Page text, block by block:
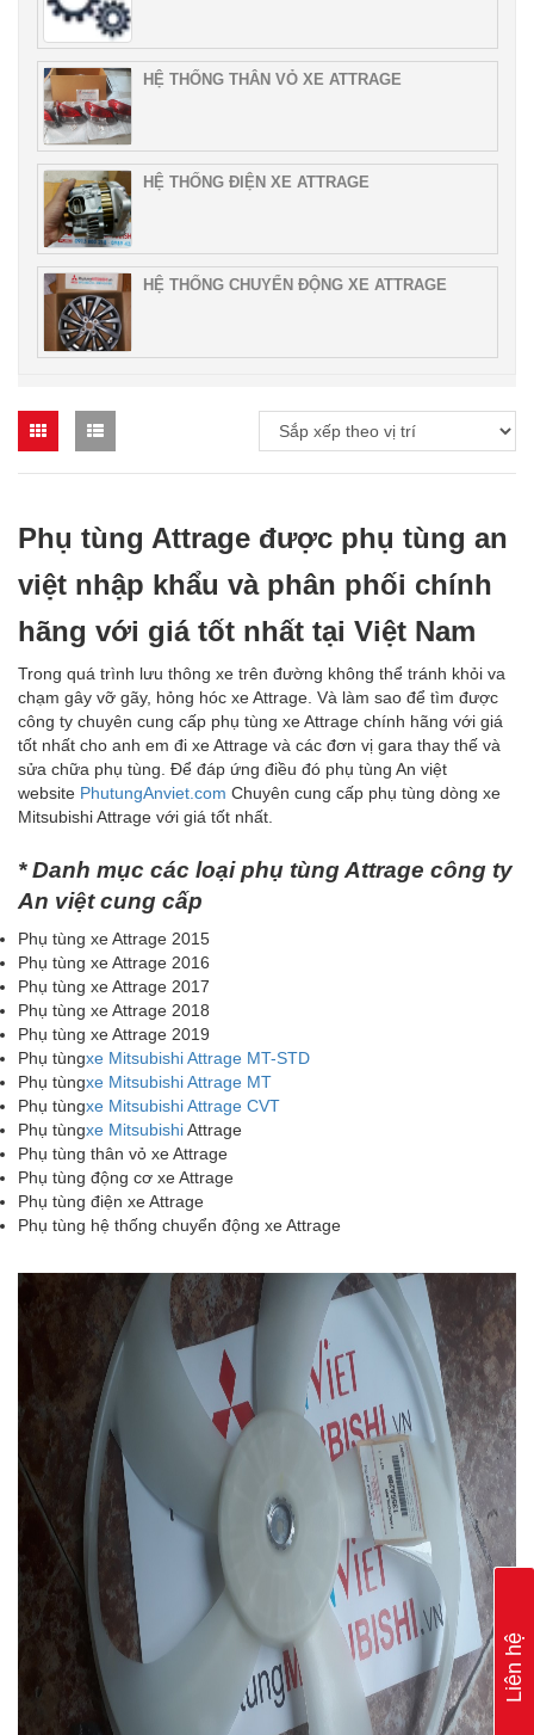
HỆ THỐNG THÂN VỎ XE ATTRAGE
HỆ THỐNG ĐIỆN XE ATTRAGE
HỆ THỐNG CHUYỂN ĐỘNG XE ATTRAGE
Phụ tùng Attrage được phụ tùng an
việt nhập khẩu và phân phối chính
hãng với giá tốt nhất tại Việt Nam
Trong quá trình lưu thông xe trên đường không thể tránh khỏi va
chạm gây vỡ gãy, hỏng hóc xe Attrage. Và làm sao để tìm được
công ty chuyên cung cấp phụ tùng xe Attrage chính hãng với giá
tốt nhất cho anh em đi xe Attrage và các đơn vị gara thay thế và
sửa chữa phụ tùng. Để đáp ứng điều đó phụ tùng An việt
website PhutungAnviet.com Chuyên cung cấp phụ tùng dòng xe
Mitsubishi Attrage với giá tốt nhất.
* Danh mục các loại phụ tùng Attrage công ty
An việt cung cấp
Phụ tùng xe Attrage 2015
Phụ tùng xe Attrage 2016
Phụ tùng xe Attrage 2017
Phụ tùng xe Attrage 2018
Phụ tùng xe Attrage 2019
Phụ tùngxe Mitsubishi Attrage MT-STD
Phụ tùngxe Mitsubishi Attrage MT
Phụ tùngxe Mitsubishi Attrage CVT
Phụ tùngxe MitsubishiAttrage
Phụ tùng thân vỏ xe Attrage
Phụ tùng động cơ xe Attrage
Phụ tùng điện xe Attrage
Phụ tùng hệ thống chuyển động xe Attrage
Liên hệ